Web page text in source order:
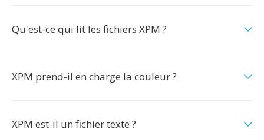
Qu'est-ce qui lit les fichiers XPM ?
XPM prend-il en charge la couleur ?
XPM est-il un fichier texte ?